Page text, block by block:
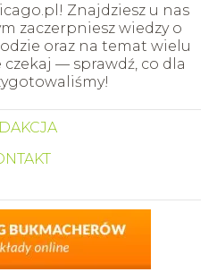
Znajdziesz u nas
zaczerpniesz wiedzy o
oraz na temat wielu
— sprawdź, co dla